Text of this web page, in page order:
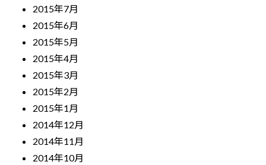
2015年7月
2015年6月
2015年5月
2015年4月
2015年3月
2015年2月
2015年1月
2014年12月
2014年11月
2014年10月